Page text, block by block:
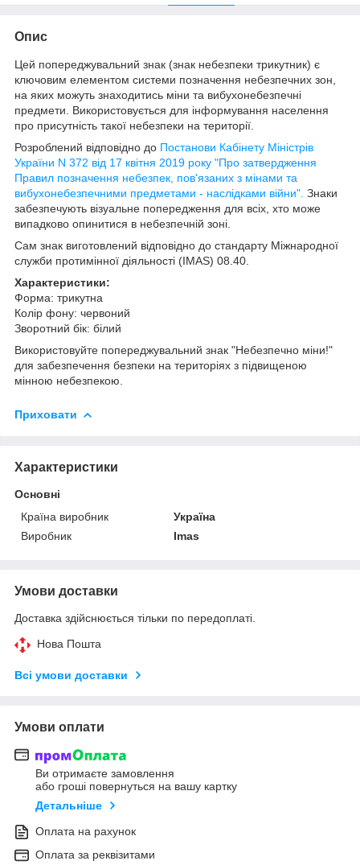
Опис
Цей попереджувальний знак (знак небезпеки трикутник) є
ключовим елементом системи позначення небезпечних зон,
на яких можуть знаходитись міни та вибухонебезпечні
предмети. Використовується для інформування населення
про присутність такої небезпеки на території.
Розроблений відповідно до Постанови Кабінету Міністрів
України N 372 від 17 квітня 2019 року "Про затвердження
Правил позначення небезпек, пов'язаних з мінами та
вибухонебезпечними предметами - наслідками війни". Знаки
забезпечують візуальне попередження для всіх, хто може
випадково опинитися в небезпечній зоні.
Сам знак виготовлений відповідно до стандарту Міжнародної
служби протимінної діяльності (IMAS) 08.40.
Характеристики:
Форма: трикутна
Колір фону: червоний
Зворотний бік: білий
Використовуйте попереджувальний знак "Небезпечно міни!"
для забезпечення безпеки на територіях з підвищеною
мінною небезпекою.
Приховати
Характеристики
Основні
Країна виробник
Україна
Виробник
Imas
Умови доставки
Доставка здійснюється тільки по передоплаті.
Нова Пошта
Всі умови доставки
Умови оплати
Ви отримаєте замовлення
або гроші повернуться на вашу картку
Детальніше
Оплата на рахунок
Оплата за реквізитами